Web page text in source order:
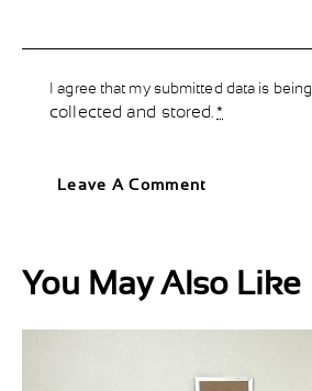
I agree that my submitted data is being
collected and stored .*
You May Also Like